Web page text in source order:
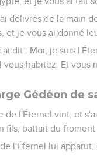
délivrés de la main
et je vous ai donné
ai dit : Moi, je suis
vous habitez. Et vous
Gédéon de
de l'Éternel vint, et
fils, battait du
l'Éternel lui